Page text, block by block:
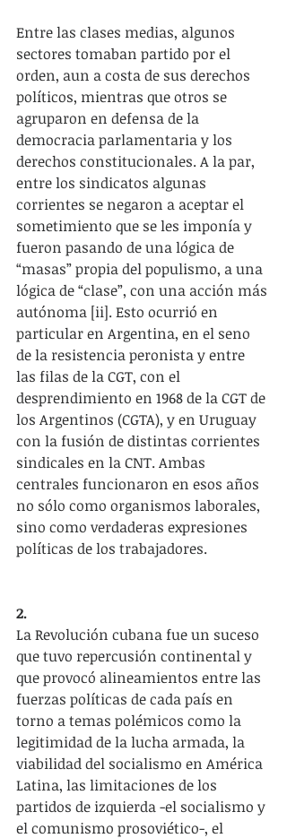
Entre las clases medias, algunos
sectores tomaban partido por el
orden, aun a costa de sus derechos
políticos, mientras que otros se
agruparon en defensa de la
democracia parlamentaria y los
derechos constitucionales. A la par,
entre los sindicatos algunas
corrientes se negaron a aceptar el
sometimiento que se les imponía y
fueron pasando de una lógica de
“masas” propia del populismo, a una
lógica de “clase”, con una acción más
autónoma [ii]. Esto ocurrió en
particular en Argentina, en el seno
de la resistencia peronista y entre
las filas de la CGT, con el
desprendimiento en 1968 de la CGT de
los Argentinos (CGTA), y en Uruguay
con la fusión de distintas corrientes
sindicales en la CNT. Ambas
centrales funcionaron en esos años
no sólo como organismos laborales,
sino como verdaderas expresiones
políticas de los trabajadores.
2.
La Revolución cubana fue un suceso
que tuvo repercusión continental y
que provocó alineamientos entre las
fuerzas políticas de cada país en
torno a temas polémicos como la
legitimidad de la lucha armada, la
viabilidad del socialismo en América
Latina, las limitaciones de los
partidos de izquierda -el socialismo y
el comunismo prosoviético-, el